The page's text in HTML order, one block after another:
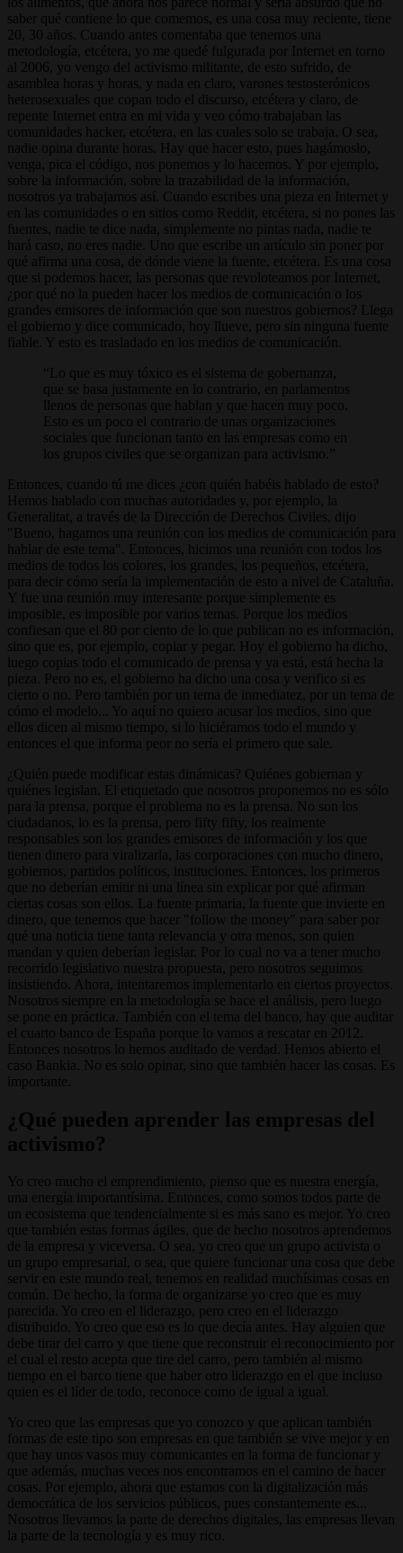
saber qué contiene lo que comemos, es una cosa muy reciente, tiene
20, 30 años. Cuando antes comentaba que tenemos una
metodología, etcétera, yo me quedé fulgurada por Internet en torno
al 2006, yo vengo del activismo militante, de esto sufrido, de
asamblea horas y horas, y nada en claro, varones testosterónicos
heterosexuales que copan todo el discurso, etcétera y claro, de
repente Internet entra en mi vida y veo cómo trabajaban las
comunidades hacker, etcétera, en las cuales solo se trabaja. O sea,
nadie opina durante horas. Hay que hacer esto, pues hagámoslo,
venga, pica el código, nos ponemos y lo hacemos. Y por ejemplo,
sobre la información, sobre la trazabilidad de la información,
nosotros ya trabajamos así. Cuando escribes una pieza en Internet y
en las comunidades o en sitios como Reddit, etcétera, si no pones las
fuentes, nadie te dice nada, simplemente no pintas nada, nadie te
hará caso, no eres nadie. Uno que escribe un artículo sin poner por
qué afirma una cosa, de dónde viene la fuente, etcétera. Es una cosa
que si podemos hacer, las personas que revoloteamos por Internet,
¿por qué no la pueden hacer los medios de comunicación o los
grandes emisores de información que son nuestros gobiernos? Llega
el gobierno y dice comunicado, hoy llueve, pero sin ninguna fuente
fiable. Y esto es trasladado en los medios de comunicación.
Lo que es muy tóxico es el sistema de gobernanza,
que se basa justamente en lo contrario, en parlamentos
llenos de personas que hablan y que hacen muy poco.
Esto es un poco el contrario de unas organizaciones
sociales que funcionan tanto en las empresas como en
los grupos civiles que se organizan para activismo.
Entonces, cuando tú me dices ¿con quién habéis hablado de esto?
Hemos hablado con muchas autoridades y, por ejemplo, la
Generalitat, a través de la Dirección de Derechos Civiles, dijo
"Bueno, hagamos una reunión con los medios de comunicación para
hablar de este tema". Entonces, hicimos una reunión con todos los
medios de todos los colores, los grandes, los pequeños, etcétera,
para decir cómo sería la implementación de esto a nivel de Cataluña.
Y fue una reunión muy interesante porque simplemente es
imposible, es imposible por varios temas. Porque los medios
confiesan que el 80 por ciento de lo que publican no es información,
sino que es, por ejemplo, copiar y pegar. Hoy el gobierno ha dicho,
luego copias todo el comunicado de prensa y ya está, está hecha la
pieza. Pero no es, el gobierno ha dicho una cosa y verifico si es
cierto o no. Pero también por un tema de inmediatez, por un tema de
cómo el modelo... Yo aquí no quiero acusar los medios, sino que
ellos dicen al mismo tiempo, si lo hiciéramos todo el mundo y
entonces el que informa peor no sería el primero que sale.
¿Quién puede modificar estas dinámicas? Quiénes gobiernan y
quiénes legislan. El etiquetado que nosotros proponemos no es sólo
para la prensa, porque el problema no es la prensa. No son los
ciudadanos, lo es la prensa, pero fifty fifty, los realmente
responsables son los grandes emisores de información y los que
tienen dinero para viralizarla, las corporaciones con mucho dinero,
gobiernos, partidos políticos, instituciones. Entonces, los primeros
que no deberían emitir ni una línea sin explicar por qué afirman
ciertas cosas son ellos. La fuente primaria, la fuente que invierte en
dinero, que tenemos que hacer "follow the money" para saber por
qué una noticia tiene tanta relevancia y otra menos, son quien
mandan y quien deberían legislar. Por lo cual no va a tener mucho
recorrido legislativo nuestra propuesta, pero nosotros seguimos
insistiendo. Ahora, intentaremos implementarlo en ciertos proyectos.
Nosotros siempre en la metodología se hace el análisis, pero luego
se pone en práctica. También con el tema del banco, hay que auditar
el cuarto banco de España porque lo vamos a rescatar en 2012.
Entonces nosotros lo hemos auditado de verdad. Hemos abierto el
caso Bankia. No es solo opinar, sino que también hacer las cosas. Es
importante.
¿Qué pueden aprender las empresas del
activismo?
Yo creo mucho el emprendimiento, pienso que es nuestra energía,
una energía importantísima. Entonces, como somos todos parte de
un ecosistema que tendencialmente si es más sano es mejor. Yo creo
que también estas formas ágiles, que de hecho nosotros aprendemos
de la empresa y viceversa. O sea, yo creo que un grupo activista o
un grupo empresarial, o sea, que quiere funcionar una cosa que debe
servir en este mundo real, tenemos en realidad muchísimas cosas en
común. De hecho, la forma de organizarse yo creo que es muy
parecida. Yo creo en el liderazgo, pero creo en el liderazgo
distribuido. Yo creo que eso es lo que decía antes. Hay alguien que
debe tirar del carro y que tiene que reconstruir el reconocimiento por
el cual el resto acepta que tire del carro, pero también al mismo
tiempo en el barco tiene que haber otro liderazgo en el que incluso
quien es el líder de todo, reconoce como de igual a igual.
Yo creo que las empresas que yo conozco y que aplican también
formas de este tipo son empresas en que también se vive mejor y en
que hay unos vasos muy comunicantes en la forma de funcionar y
que además, muchas veces nos encontramos en el camino de hacer
cosas. Por ejemplo, ahora que estamos con la digitalización más
democrática de los servicios públicos, pues constantemente es...
Nosotros llevamos la parte de derechos digitales, las empresas llevan
la parte de la tecnología y es muy rico.